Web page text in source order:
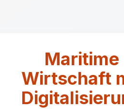
Maritime
Wirtschaft